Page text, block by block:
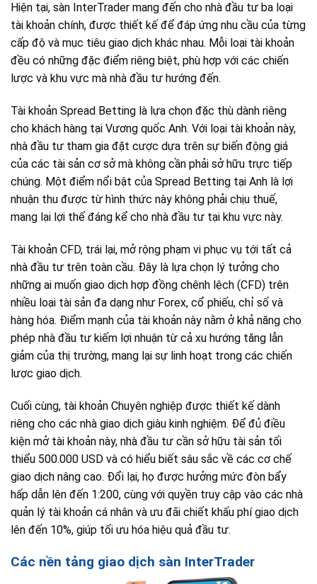
Hiện tại, sàn InterTrader mang đến cho nhà đầu tư ba loại
tài khoản chính, được thiết kế để đáp ứng nhu cầu của từng
cấp độ và mục tiêu giao dịch khác nhau. Mỗi loại tài khoản
đều có những đặc điểm riêng biệt, phù hợp với các chiến
lược và khu vực mà nhà đầu tư hướng đến.
Tài khoản Spread Betting là lựa chọn đặc thù dành riêng
cho khách hàng tại Vương quốc Anh. Với loại tài khoản này,
nhà đầu tư tham gia đặt cược dựa trên sự biến động giá
của các tài sản cơ sở mà không cần phải sở hữu trực tiếp
chúng. Một điểm nổi bật của Spread Betting tại Anh là lợi
nhuận thu được từ hình thức này không phải chịu thuế,
mang lại lợi thế đáng kể cho nhà đầu tư tại khu vực này.
Tài khoản CFD, trái lại, mở rộng phạm vi phục vụ tới tất cả
nhà đầu tư trên toàn cầu. Đây là lựa chọn lý tưởng cho
những ai muốn giao dịch hợp đồng chênh lệch (CFD) trên
nhiều loại tài sản đa dạng như Forex, cổ phiếu, chỉ số và
hàng hóa. Điểm mạnh của tài khoản này nằm ở khả năng cho
phép nhà đầu tư kiếm lợi nhuận từ cả xu hướng tăng lẫn
giảm của thị trường, mang lại sự linh hoạt trong các chiến
lược giao dịch.
Cuối cùng, tài khoản Chuyên nghiệp được thiết kế dành
riêng cho các nhà giao dịch giàu kinh nghiệm. Để đủ điều
kiện mở tài khoản này, nhà đầu tư cần sở hữu tài sản tối
thiểu 500.000 USD và có hiểu biết sâu sắc về các cơ chế
giao dịch nâng cao. Đổi lại, họ được hưởng mức đòn bẩy
hấp dẫn lên đến 1:200, cùng với quyền truy cập vào các nhà
quản lý tài khoản cá nhân và ưu đãi chiết khấu phí giao dịch
lên đến 10%, giúp tối ưu hóa hiệu quả đầu tư.
Các nền tảng giao dịch sàn InterTrader